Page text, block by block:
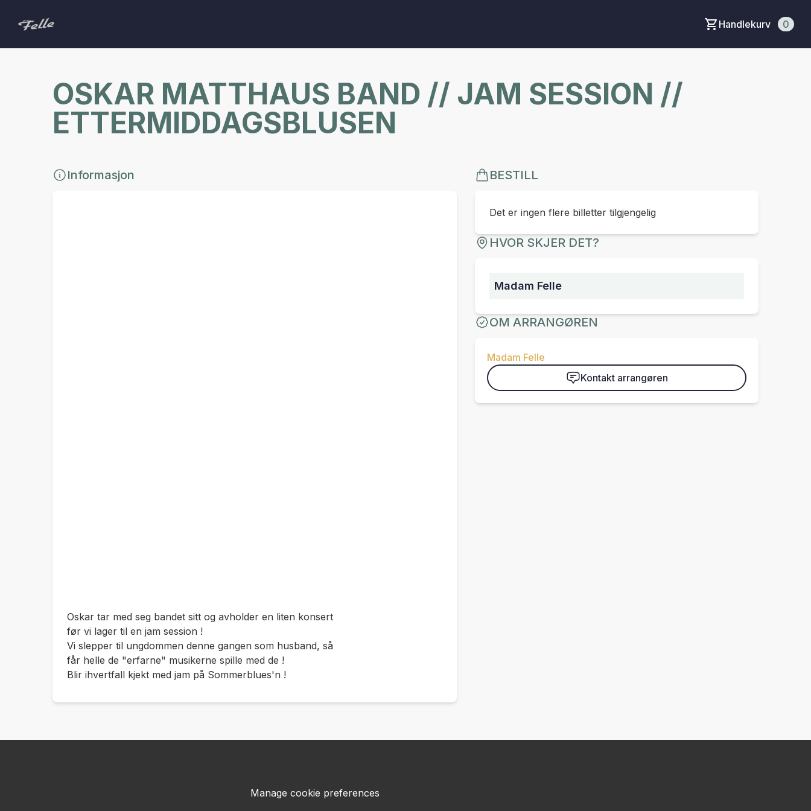
Handlekurv 0
OSKAR MATTHAUS BAND // JAM SESSION //
ETTERMIDDAGSBLUSEN
Informasjon
Oskar tar med seg bandet sitt og avholder en liten konsert
før vi lager til en jam session !
Vi slepper til ungdommen denne gangen som husband, så
får helle de "erfarne" musikerne spille med de !
Blir ihvertfall kjekt med jam på Sommerblues'n !
BESTILL
Det er ingen flere billetter tilgjengelig
HVOR SKJER DET?
Madam Felle
OM ARRANGØREN
Madam Felle
Kontakt arrangøren
Manage cookie preferences